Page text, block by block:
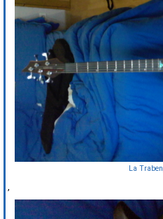
La Traben